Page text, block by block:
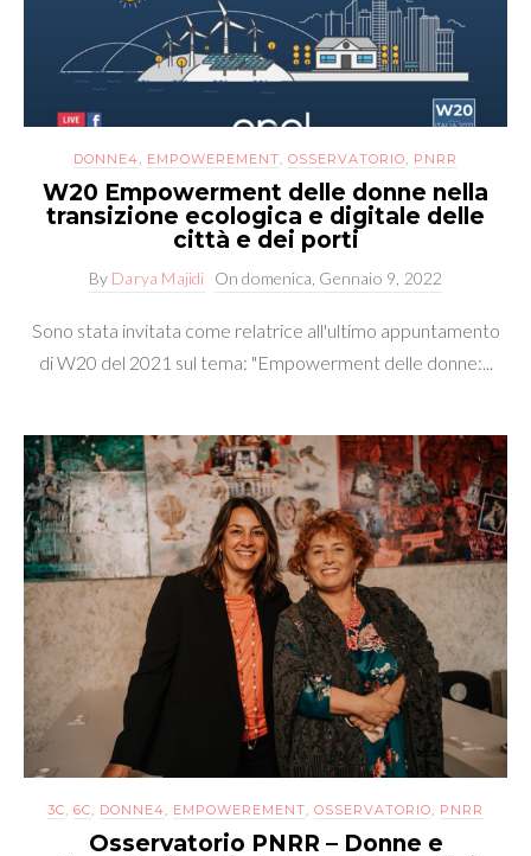
DONNE4 EMPOWEREMENT OSSERVATORIO PNRR
W20 Empowerment delle donne nella
transizione ecologica e digitale delle
città e dei porti
By Darya Majidi Ondomenica, Gennaio 9, 2022
Sono stata invitata come relatrice all'ultimo appuntamento
di W20 del 2021 sul tema: "Empowerment delle donne:...
3C 6C DONNE4 EMPOWEREMENT OSSERVATORIO PNRR
Osservatorio PNRR – Donne e